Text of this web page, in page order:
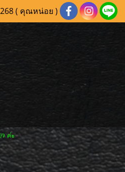
( คุณหน่อย )
ค่ะ